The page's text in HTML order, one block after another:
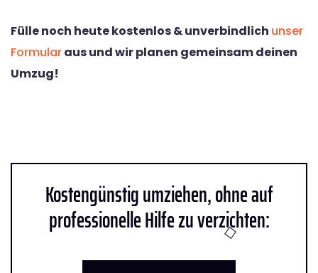
Fülle noch heute kostenlos & unverbindlich unser
Formularaus und wir planen gemeinsam deinen
Umzug!
Kostengünstig umziehen, ohne auf
professionelle Hilfe zu verzichten: